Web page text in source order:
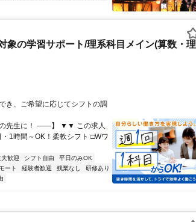
象の学習サポート/理系科目メイン(算数・理
き、ご希望に応じてシフトの調
先生に！ ――】 ▼▼ この求人
1時間～OK！柔軟シフト □Wワ
歓迎 シフト自由
平日のみOK
ート 経験者歓迎 残業なし
研修あり